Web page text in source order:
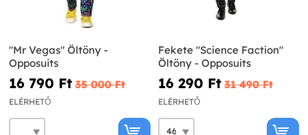
"Mr Vegas" Öltöny -
Opposuits
16 790 Ft‎ 35 000 Ft‎
ELÉRHETŐ
Fekete "Science Faction"
Öltöny - Opposuits
16 290 Ft‎ 31 490 Ft‎
ELÉRHETŐ